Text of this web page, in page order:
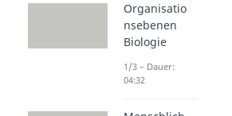
Organisatio
nsebenen
Biologie
1/3 – Dauer:
04:32